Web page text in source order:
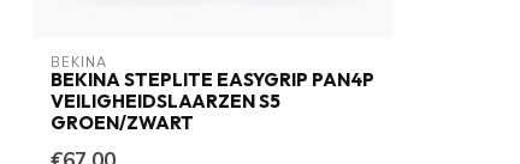
BEKINA
BEKINA STEPLITE EASYGRIP PAN4P
VEILIGHEIDSLAARZEN S5
GROEN/ZWART